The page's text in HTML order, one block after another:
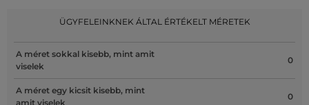
ÜGYFELEINKNEK ÁLTAL ÉRTÉKELT MÉRETEK
A méret sokkal kisebb, mint amit
viselek
0
A méret egy kicsit kisebb, mint
amit viselek
0